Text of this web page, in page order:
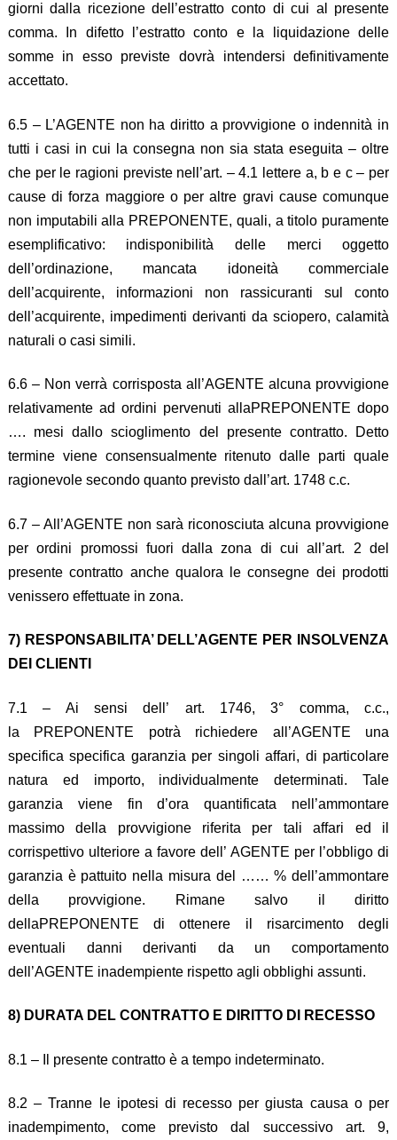
giorni dalla ricezione dell’estratto conto di cui al presente
comma. In difetto l’estratto conto e la liquidazione delle
somme in esso previste dovrà intendersi definitivamente
accettato.
6.5 – L’AGENTE non ha diritto a provvigione o indennità in
tutti i casi in cui la consegna non sia stata eseguita – oltre
che per le ragioni previste nell’art. – 4.1 lettere a, b e c – per
cause di forza maggiore o per altre gravi cause comunque
non imputabili alla PREPONENTE, quali, a titolo puramente
esemplificativo: indisponibilità delle merci oggetto
dell’ordinazione, mancata idoneità commerciale
dell’acquirente, informazioni non rassicuranti sul conto
dell’acquirente, impedimenti derivanti da sciopero, calamità
naturali o casi simili.
6.6 – Non verrà corrisposta all’AGENTE alcuna provvigione
relativamente ad ordini pervenuti allaPREPONENTE dopo
…. mesi dallo scioglimento del presente contratto. Detto
termine viene consensualmente ritenuto dalle parti quale
ragionevole secondo quanto previsto dall’art. 1748 c.c.
6.7 – All’AGENTE non sarà riconosciuta alcuna provvigione
per ordini promossi fuori dalla zona di cui all’art. 2 del
presente contratto anche qualora le consegne dei prodotti
venissero effettuate in zona.
7) RESPONSABILITA’ DELL’AGENTE PER INSOLVENZA
DEI CLIENTI
7.1 – Ai sensi dell’ art. 1746, 3° comma, c.c.,
la PREPONENTE potrà richiedere all’AGENTE una
specifica specifica garanzia per singoli affari, di particolare
natura ed importo, individualmente determinati. Tale
garanzia viene fin d’ora quantificata nell’ammontare
massimo della provvigione riferita per tali affari ed il
corrispettivo ulteriore a favore dell’ AGENTE per l’obbligo di
garanzia è pattuito nella misura del …… % dell’ammontare
della provvigione. Rimane salvo il diritto
dellaPREPONENTE di ottenere il risarcimento degli
eventuali danni derivanti da un comportamento
dell’AGENTE inadempiente rispetto agli obblighi assunti.
8) DURATA DEL CONTRATTO E DIRITTO DI RECESSO
8.1 – Il presente contratto è a tempo indeterminato.
8.2 – Tranne le ipotesi di recesso per giusta causa o per
inadempimento, come previsto dal successivo art. 9,